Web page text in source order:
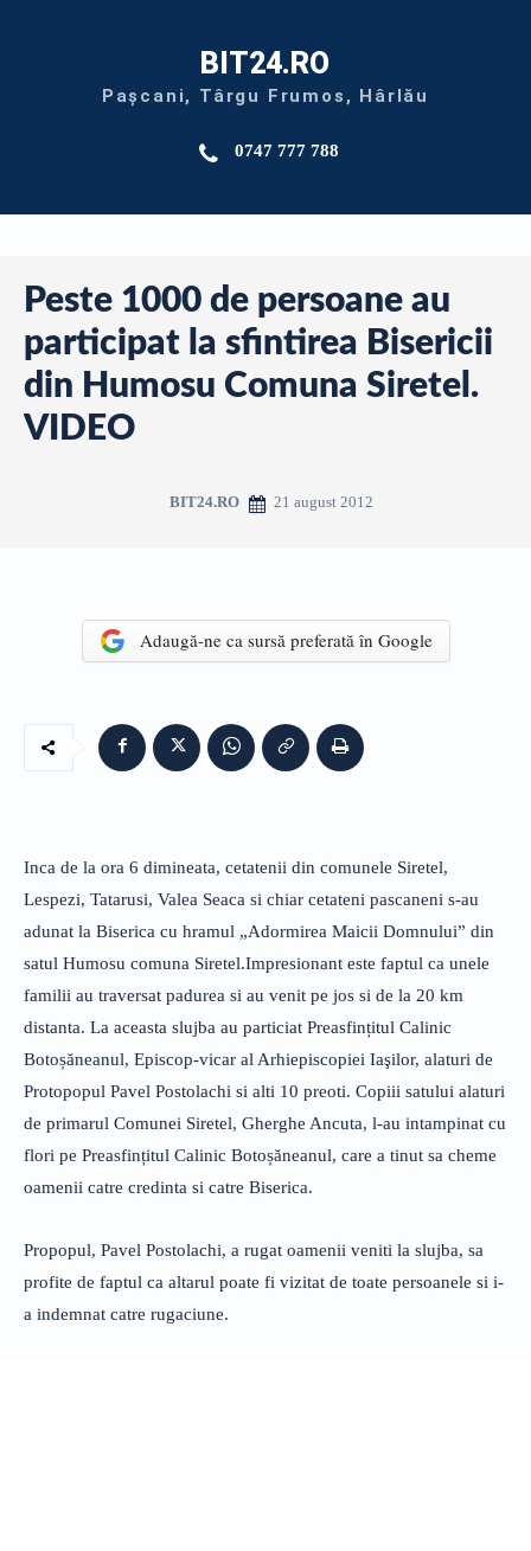
BIT24.RO
Pașcani, Târgu Frumos, Hârlău
0747 777 788
Peste 1000 de persoane au
participat la sfintirea Bisericii
din Humosu Comuna Siretel.
VIDEO
BIT24.RO 21 august 2012
Adaugă-ne ca sursă preferată în Google
Inca de la ora 6 dimineata, cetatenii din comunele Siretel,
Lespezi, Tatarusi, Valea Seaca si chiar cetateni pascaneni s-au
adunat la Biserica cu hramul „Adormirea Maicii Domnului” din
satul Humosu comuna Siretel.Impresionant este faptul ca unele
familii au traversat padurea si au venit pe jos si de la 20 km
distanta. La aceasta slujba au particiat Preasfințitul Calinic
Botoșăneanul, Episcop-vicar al Arhiepiscopiei Iaşilor, alaturi de
Protopopul Pavel Postolachi si alti 10 preoti. Copiii satului alaturi
de primarul Comunei Siretel, Gherghe Ancuta, l-au intampinat cu
flori pe Preasfințitul Calinic Botoșăneanul, care a tinut sa cheme
oamenii catre credinta si catre Biserica.
Propopul, Pavel Postolachi, a rugat oamenii veniti la slujba, sa
profite de faptul ca altarul poate fi vizitat de toate persoanele si i-
a indemnat catre rugaciune.